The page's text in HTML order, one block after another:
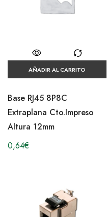
AÑADIR AL CARRITO
Base RJ45 8P8C
Extraplana Cto.Impreso
Altura 12mm
0,64€